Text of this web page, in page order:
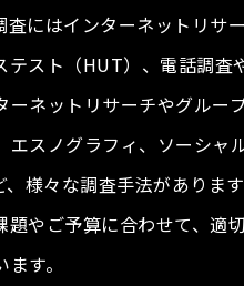
査にはインターネットリサ
テスト（HUT）、電話調査
ーネットリサーチやグルー
エスノグラフィ、ソーシャ
、様々な調査手法がありま
題やご予算に合わせて、適
す。